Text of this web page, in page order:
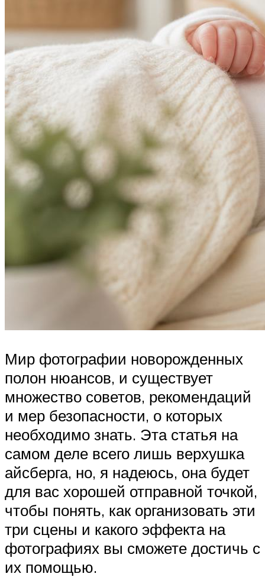
Мир фотографии новорожденных
полон нюансов, и существует
множество советов, рекомендаций
и мер безопасности, о которых
необходимо знать. Эта статья на
самом деле всего лишь верхушка
айсберга, но, я надеюсь, она будет
для вас хорошей отправной точкой,
чтобы понять, как организовать эти
три сцены и какого эффекта на
фотографиях вы сможете достичь с
их помощью.